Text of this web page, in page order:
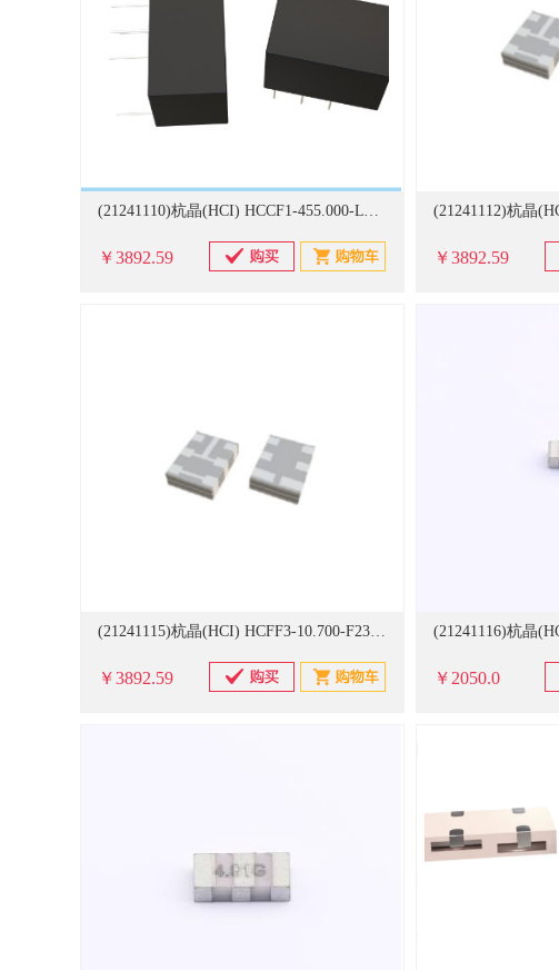
(21241110)杭晶(HCI) HCCF1-455.000-LTBWX Ceramic Filter,11.0x8.0x7.0,455KHz,BW ±15KHz,IL 5.0dB,-20-80℃ 1000个/卷 陶瓷滤波器(单位：卷)
￥3892.59 ￥3892.59
(21241115)杭晶(HCI) HCFF3-10.700-F230IL06AX Ceramic Filter,7.0x3.0x1.5,10.7MHz,BW 230±50KHz,IL 6dB,-20-80℃ 1000个/卷 陶瓷滤波器(单位：卷)
￥3892.59 ￥2050.0